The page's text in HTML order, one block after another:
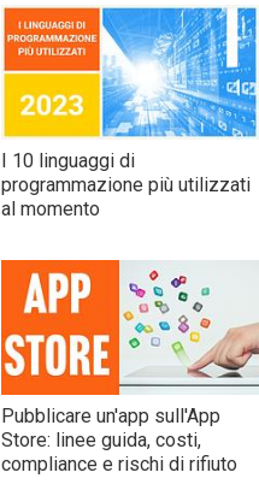
I 10 linguaggi di
programmazione più utilizzati
al momento
Pubblicare un'app sull'App
Store: linee guida, costi,
compliance e rischi di rifiuto